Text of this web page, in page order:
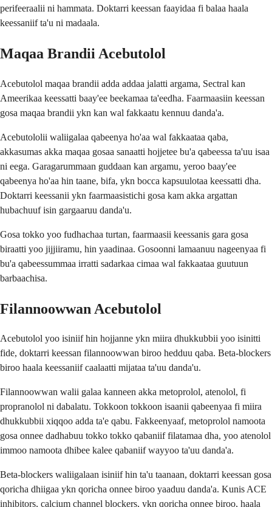
perifeeraalii ni hammata. Doktarri keessan faayidaa fi balaa haala
keessaniif ta'u ni madaala.
Maqaa Brandii Acebutolol
Acebutolol maqaa brandii adda addaa jalatti argama, Sectral kan
Ameerikaa keessatti baay'ee beekamaa ta'eedha. Faarmaasiin keessan
gosa maqaa brandii ykn kan wal fakkaatu kennuu danda'a.
Acebutololii waliigalaa qabeenya ho'aa wal fakkaataa qaba,
akkasumas akka maqaa gosaa sanaatti hojjetee bu'a qabeessa ta'uu isaa
ni eega. Garagarummaan guddaan kan argamu, yeroo baay'ee
qabeenya ho'aa hin taane, bifa, ykn bocca kapsuulotaa keessatti dha.
Doktarri keessanii ykn faarmaasistichi gosa kam akka argattan
hubachuuf isin gargaaruu danda'u.
Gosa tokko yoo fudhachaa turtan, faarmaasii keessanis gara gosa
biraatti yoo jijjiiramu, hin yaadinaa. Gosoonni lamaanuu nageenyaa fi
bu'a qabeessummaa irratti sadarkaa cimaa wal fakkaataa guutuun
barbaachisa.
Filannoowwan Acebutolol
Acebutolol yoo isiniif hin hojjanne ykn miira dhukkubbii yoo isinitti
fide, doktarri keessan filannoowwan biroo hedduu qaba. Beta-blockers
biroo haala keessaniif caalaatti mijataa ta'uu danda'u.
Filannoowwan walii galaa kanneen akka metoprolol, atenolol, fi
propranolol ni dabalatu. Tokkoon tokkoon isaanii qabeenyaa fi miira
dhukkubbii xiqqoo adda ta'e qabu. Fakkeenyaaf, metoprolol namoota
gosa onnee dadhabuu tokko tokko qabaniif filatamaa dha, yoo atenolol
immoo namoota dhibee kalee qabaniif wayyoo ta'uu danda'a.
Beta-blockers waliigalaan isiniif hin ta'u taanaan, doktarri keessan gosa
qoricha dhiigaa ykn qoricha onnee biroo yaaduu danda'a. Kunis ACE
inhibitors, calcium channel blockers, ykn qoricha onnee biroo, haala